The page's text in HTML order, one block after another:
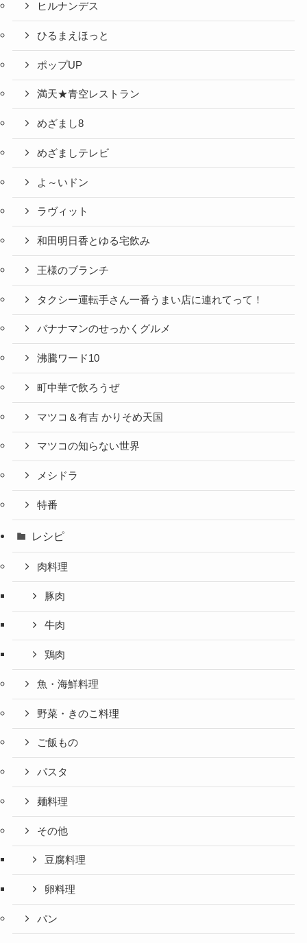
ヒルナンデス
ひるまえほっと
ポップUP
満天★青空レストラン
めざまし8
めざましテレビ
よ～いドン
ラヴィット
和田明日香とゆる宅飲み
王様のブランチ
タクシー運転手さん一番うまい店に連れてって！
バナナマンのせっかくグルメ
沸騰ワード10
町中華で飲ろうぜ
マツコ＆有吉 かりそめ天国
マツコの知らない世界
メシドラ
特番
レシピ
肉料理
豚肉
牛肉
鶏肉
魚・海鮮料理
野菜・きのこ料理
ご飯もの
パスタ
麺料理
その他
豆腐料理
卵料理
パン